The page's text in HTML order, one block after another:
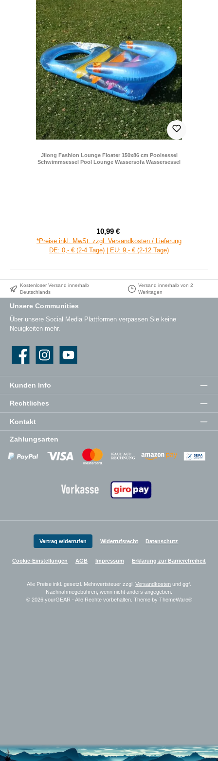
Jilong Fashion Lounge Floater 150x86 cm Poolsessel
Schwimmsessel Pool Lounge Wassersofa Wassersessel
Verkaufspreis:
10,99 €
*Preise inkl. MwSt. zzgl. Versandkosten / Lieferung
DE: 0,- € (2-4 Tage) | EU: 9,- € (2-12 Tage)
Kostenloser Versand innerhalb
Deutschlands
Versand innerhalb von 2
Werktagen
Kunden Info
Rechtliches
Kontakt
Unsere Communities
Über unsere Social Media Plattformen verpassen Sie keine
Neuigkeiten mehr.
Instagram YouTube
Zahlungsarten
Zahlungsanbieter Zahlungsanbieter
Zahlungsanbieter
Vertrag widerrufen Widerrufsrecht Datenschutz
Cookie-Einstellungen AGB Impressum Erklärung zur Barrierefreiheit
Alle Preise inkl. gesetzl. Mehrwertsteuer zzgl. Versandkosten und ggf.
Nachnahmegebühren, wenn nicht anders angegeben.
© 2026 yourGEAR - Alle Rechte vorbehalten. Theme by ThemeWare®